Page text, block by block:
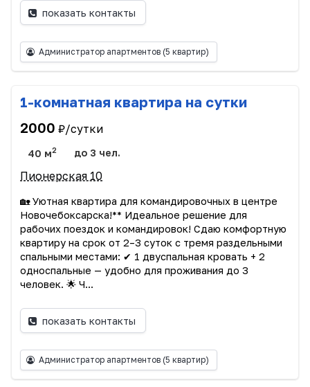
показать контакты
Администратор апартментов (5 квартир)
1-комнатная квартира на сутки
2000 ₽/сутки
40 м2 до 3 чел.
Пионерская 10
🏡 Уютная квартира для командировочных в центре
Новочебоксарска!** Идеальное решение для
рабочих поездок и командировок! Сдаю комфортную
квартиру на срок от 2–3 суток с тремя раздельными
спальными местами: ✔ 1 двуспальная кровать + 2
односпальные — удобно для проживания до 3
человек. 🌟 Ч...
показать контакты
Администратор апартментов (5 квартир)